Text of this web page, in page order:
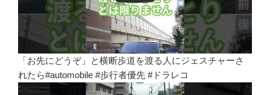
「お先にどうぞ」と横断歩道を渡る人にジェスチャーさ
れたら#automobile #歩行者優先 #ドラレコ